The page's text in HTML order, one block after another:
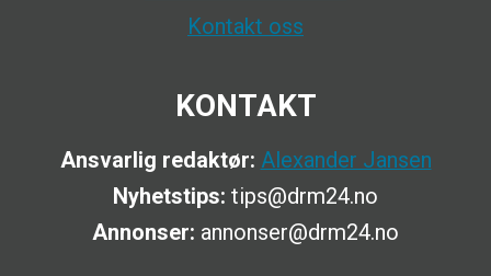
Kontakt oss
KONTAKT
Ansvarlig redaktør: Alexander Jansen
Nyhetstips: tips@drm24.no
Annonser: annonser@drm24.no